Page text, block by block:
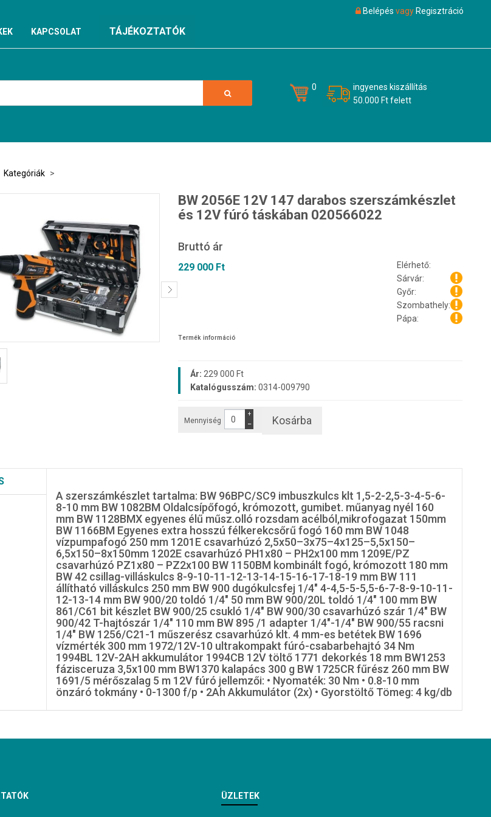
KAPCSOLAT TÁJÉKOZTATÓK
Belépés vagy Regisztráció
0
ingyenes kiszállítás
50.000 Ft felett
Kategóriák >
BW 2056E 12V 147 darabos szerszámkészlet
és 12V fúró táskában 020566022
Bruttó ár
229 000 Ft
Elérhető:
Sárvár:
Győr:
Szombathely:
Pápa:
Termék információ
Ár: 229 000 Ft
Katalógusszám: 0314-009790
Mennyiség −
+
Kosárba
A szerszámkészlet tartalma: BW 96BPC/SC9 imbuszkulcs klt 1,5-2-2,5-3-4-5-6-
8-10 mm BW 1082BM Oldalcsípőfogó, krómozott, gumibet. műanyag nyél 160
mm BW 1128BMX egyenes élű műsz.olló rozsdam acélból,mikrofogazat 150mm
BW 1166BM Egyenes extra hosszú félkerekcsőrű fogó 160 mm BW 1048
vízpumpafogó 250 mm 1201E csavarhúzó 2,5x50–3x75–4x125–5,5x150–
6,5x150–8x150mm 1202E csavarhúzó PH1x80 – PH2x100 mm 1209E/PZ
csavarhúzó PZ1x80 – PZ2x100 BW 1150BM kombinált fogó, krómozott 180 mm
BW 42 csillag-villáskulcs 8-9-10-11-12-13-14-15-16-17-18-19 mm BW 111
állítható villáskulcs 250 mm BW 900 dugókulcsfej 1/4" 4-4,5-5-5,5-6-7-8-9-10-11-
12-13-14 mm BW 900/20 toldó 1/4" 50 mm BW 900/20L toldó 1/4" 100 mm BW
861/C61 bit készlet BW 900/25 csukló 1/4" BW 900/30 csavarhúzó szár 1/4" BW
900/42 T-hajtószár 1/4" 110 mm BW 895 /1 adapter 1/4"-1/4" BW 900/55 racsni
1/4" BW 1256/C21-1 műszerész csavarhúzó klt. 4 mm-es betétek BW 1696
vízmérték 300 mm 1972/12V-10 ultrakompakt fúró-csabarbehajtó 34 Nm
1994BL 12V-2AH akkumulátor 1994CB 12V töltő 1771 dekorkés 18 mm BW1253
fázisceruza 3,5x100 mm BW1370 kalapács 300 g BW 1725CR fűrész 260 mm BW
1691/5 mérőszalag 5 m 12V fúró jellemzői: • Nyomaték: 30 Nm • 0.8-10 mm
önzáró tokmány • 0-1300 f/p • 2Ah Akkumulátor (2x) • Gyorstöltő Tömeg: 4 kg/db
ÜZLETEK